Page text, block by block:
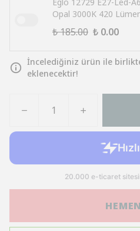
Opal 3000K 420
₺ 185.00 ₺ 0.00
İncelediğiniz ürün ile
eklenecektir!